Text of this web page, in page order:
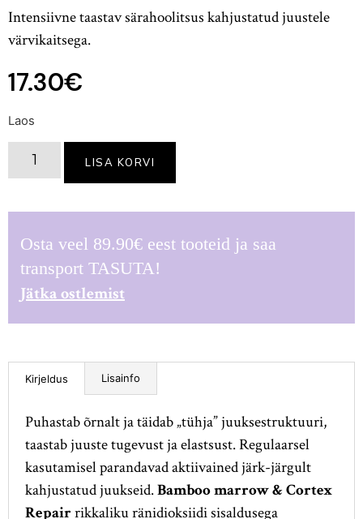
5.00
kliendi
hinnangu
Intensiivne taastav särahoolitsus kahjustatud juustele
värvikaitsega.
17.30€
Laos
LISA KORVI
Osta veel 89.90€ eest tooteid ja saa
transport TASUTA!
Jätka ostlemist
Kirjeldus Lisainfo
Puhastab õrnalt ja täidab „tühja” juuksestruktuuri,
taastab juuste tugevust ja elastsust. Regulaarsel
kasutamisel parandavad aktiivained järk-järgult
kahjustatud juukseid.Bamboo marrow & Cortex
Repair rikkaliku ränidioksiidi sisaldusega